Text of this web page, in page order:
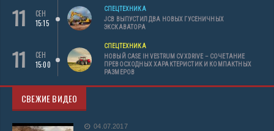
11
СЕН
15:15
СПЕЦТЕХНИКА
JCB ВЫПУСТИЛ ДВА НОВЫХ ГУСЕНИЧНЫХ
ЭКСКАВАТОРА
11
СЕН
15:00
СПЕЦТЕХНИКА
НОВЫЙ CASE IH VESTRUM CVXDRIVE – СОЧЕТАНИЕ
ПРЕВОСХОДНЫХ ХАРАКТЕРИСТИК И КОМПАКТНЫХ
РАЗМЕРОВ
СВЕЖИЕ ВИДЕО
04.07.2017